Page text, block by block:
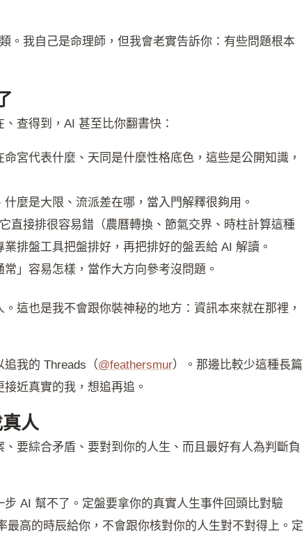
。我自己是命理師，但我會老實告訴你：有些問題根本
查得到，AI 甚至比你翻書快：
命宮代表什麼、天同是什麼性格底色，這些是公開知識，
什麼是大限、流派差在哪，當入門解釋很夠用。
直接排很容易錯（農曆轉換、節氣交界、時柱計算這種
排盤工具把盤排好，再把排好的盤丟給 AI 解讀。
」容易怎樣，當作大方向參考沒問題。
這也是我不會跟你裝神秘的地方：資訊本來就在那裡，
我的 Threads（@feathersmur）。那邊比較少這種長篇
近真實的我，想追再追。
人
要綜合矛盾、要對到你的人生、而且最好有人為判斷負
步 AI 幫不了。定盤要拿你的真實人生事件回頭比對驗
最高的時辰給你，不會跟你核對你的人生對不對得上。定